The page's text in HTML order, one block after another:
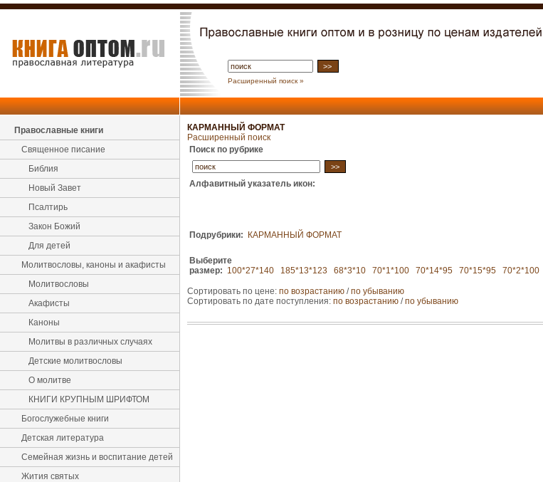
Расширенный поиск »
Православные книги
Священное писание
Библия
Новый Завет
Псалтирь
Закон Божий
Для детей
Молитвословы, каноны и акафисты
Молитвословы
Акафисты
Каноны
Молитвы в различных случаях
Детские молитвословы
О молитве
КНИГИ КРУПНЫМ ШРИФТОМ
Богослужебные книги
Детская литература
Семейная жизнь и воспитание детей
Жития святых
КАРМАННЫЙ ФОРМАТ
Расширенный поиск
Поиск по рубрике
Алфавитный указатель икон:
Подрубрики: КАРМАННЫЙ ФОРМАТ
Выберите
размер: 100*27*140 185*13*123 68*3*10 70*1*100 70*14*95 70*15*95 70*2*100
Сортировать по цене: по возрастанию /по убыванию
Сортировать по дате поступления: по возрастанию /по убыванию